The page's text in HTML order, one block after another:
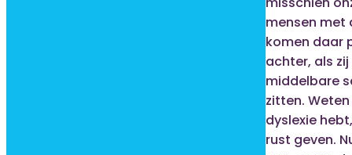
mensen met
komen daar
achter, als
middelbare
zitten.
dyslexie
rust geven.